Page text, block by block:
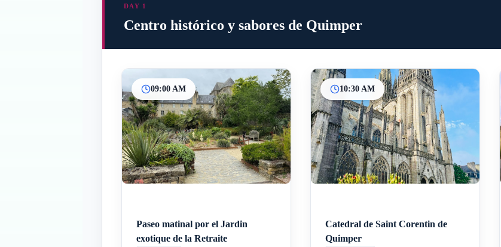
DAY 1
Centro histórico y sabores de Quimper
09:00 AM
Paseo matinal por el Jardin
exotique de la Retraite
10:30 AM
Catedral de Saint Corentin de
Quimper